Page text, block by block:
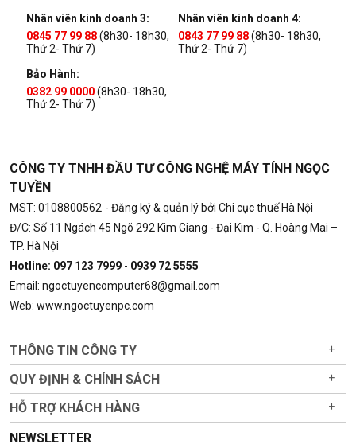
Nhân viên kinh doanh 3:
0845 77 99 88(8h30- 18h30,
Thứ 2- Thứ 7)
Nhân viên kinh doanh 4:
0843 77 99 88(8h30- 18h30,
Thứ 2- Thứ 7)
Bảo Hành:
0382 99 0000(8h30- 18h30,
Thứ 2- Thứ 7)
CÔNG TY TNHH ĐẦU TƯ CÔNG NGHỆ MÁY TÍNH NGỌC
TUYỀN
MST: 0108800562 - Đăng ký & quản lý bởi Chi cục thuế Hà Nội
Đ/C: Số 11 Ngách 45 Ngõ 292 Kim Giang - Đại Kim - Q. Hoàng Mai –
TP. Hà Nội
Hotline: 097 123 7999 - 0939 72 5555
Email: ngoctuyencomputer68@gmail.com
Web: www.ngoctuyenpc.com
THÔNG TIN CÔNG TY +
QUY ĐỊNH & CHÍNH SÁCH +
HỖ TRỢ KHÁCH HÀNG +
NEWSLETTER